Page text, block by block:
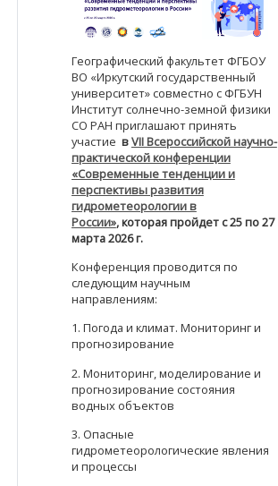
Географический факультет ФГБОУ
ВО «Иркутский государственный
университет» совместно с ФГБУН
Институт солнечно-земной физики
СО РАН приглашают принять
участие вVII Всероссийской научно-
практической конференции
«Современные тенденции и
перспективы развития
гидрометеорологии в
России», которая пройдет с25 по 27
марта 2026 г.
Конференция проводится по
следующим научным
направлениям:
1. Погода и климат. Мониторинг и
прогнозирование
2. Мониторинг, моделирование и
прогнозирование состояния
водных объектов
3. Опасные
гидрометеорологические явления
и процессы